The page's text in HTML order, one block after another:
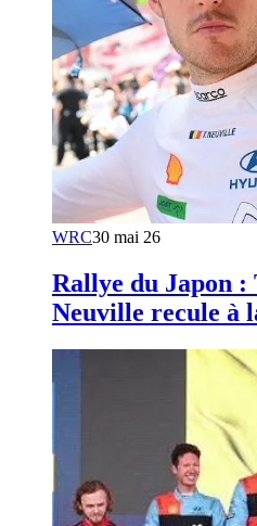
WRC30 mai 26
Rallye du Japon
Neuville recule à